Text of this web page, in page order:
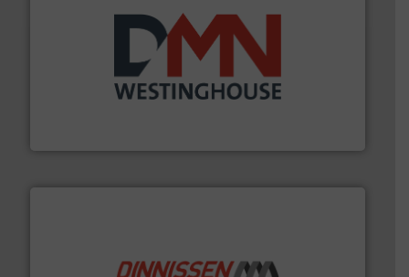
plastic-, (petro) chemische, farmaceutische,
mineralen-, energie en biomassa industrieën.